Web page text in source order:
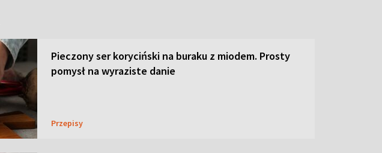
Pieczony ser koryciński na buraku z miodem. Prosty
pomysł na wyraziste danie
Przepisy